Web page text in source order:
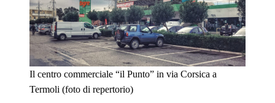
Il centro commerciale “il Punto” in via Corsica a
Termoli (foto di repertorio)